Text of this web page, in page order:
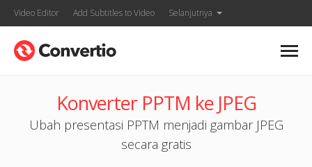
Video Editor Add Subtitles to Video Selanjutnya
Konverter PPTM ke JPEG
Ubah presentasi PPTM menjadi gambar JPEG
secara gratis